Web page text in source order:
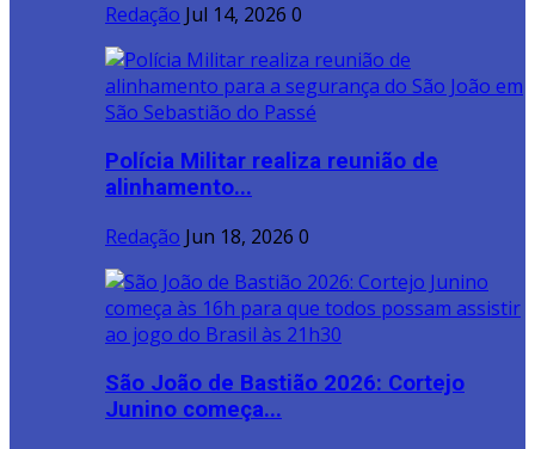
Redação Jul 14, 2026 0
Polícia Militar realiza reunião de
alinhamento...
Redação Jun 18, 2026 0
São João de Bastião 2026: Cortejo
Junino começa...